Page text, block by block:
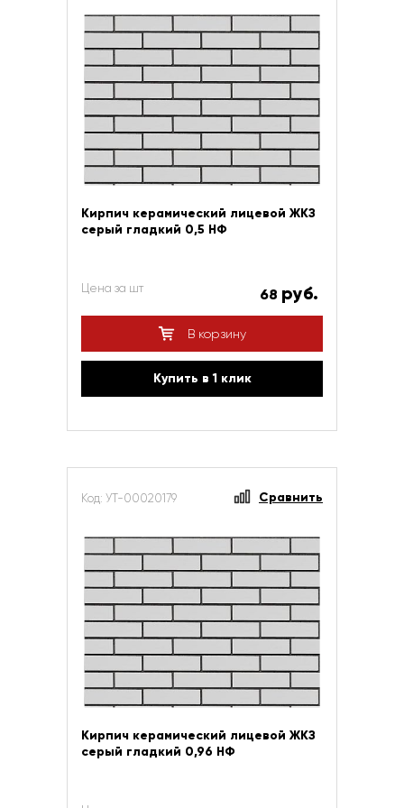
Кирпич керамический лицевой ЖКЗ
серый гладкий 0,5 НФ
Цена за шт 68 руб.
В корзину
Купить в 1 клик
Код: УТ-00020179 Сравнить
Кирпич керамический лицевой ЖКЗ
серый гладкий 0,96 НФ